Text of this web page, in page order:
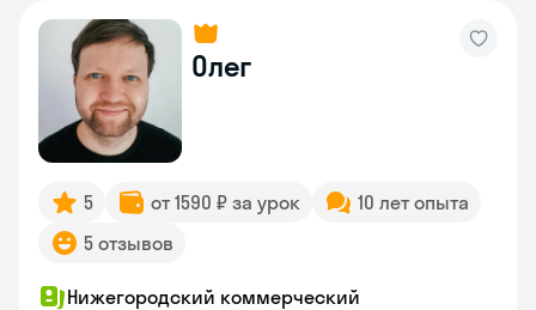
Олег
5 от 1590 ₽ за урок
10 лет опыта
5 отзывов
Нижегородский коммерческий